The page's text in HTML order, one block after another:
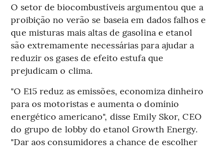
O setor de biocombustíveis argumentou que a
proibição no verão se baseia em dados falhos e
que misturas mais altas de gasolina e etanol
são extremamente necessárias para ajudar a
reduzir os gases de efeito estufa que
prejudicam o clima.
"O E15 reduz as emissões, economiza dinheiro
para os motoristas e aumenta o domínio
energético americano", disse Emily Skor, CEO
do grupo de lobby do etanol Growth Energy.
"Dar aos consumidores a chance de escolher